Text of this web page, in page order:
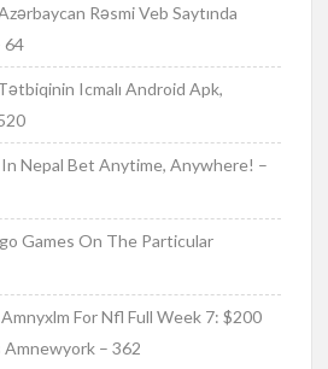
Rəsmi Veb Saytında
64
Icmalı Android Apk,
Nepal Bet Anytime, Anywhere! –
Games On The Particular
For Nfl Full Week 7: $200
– 362